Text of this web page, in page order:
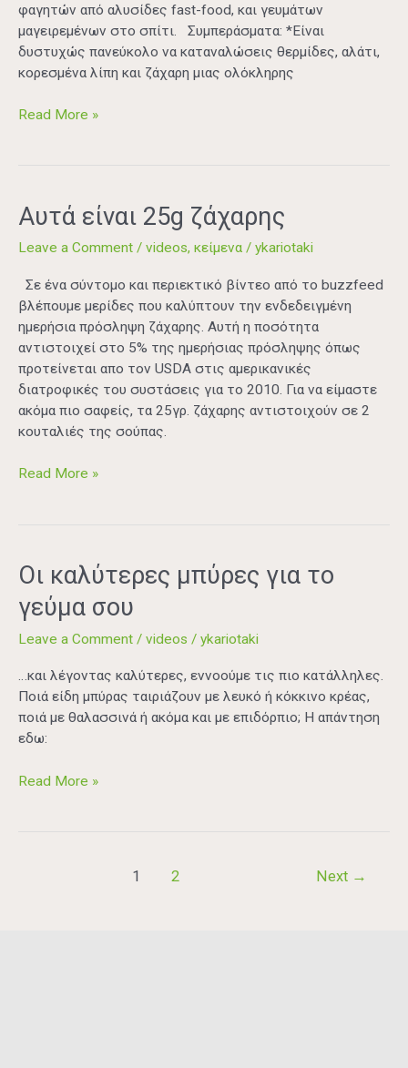
φαγητών από αλυσίδες fast-food, και γευμάτων
μαγειρεμένων στο σπίτι. Συμπεράσματα: *Είναι
δυστυχώς πανεύκολο να καταναλώσεις θερμίδες, αλάτι,
κορεσμένα λίπη και ζάχαρη μιας ολόκληρης
Read More »
Αυτά είναι 25g ζάχαρης
Leave a Comment / videos, κείμενα / ykariotaki
Σε ένα σύντομο και περιεκτικό βίντεο από το buzzfeed
βλέπουμε μερίδες που καλύπτουν την ενδεδειγμένη
ημερήσια πρόσληψη ζάχαρης. Αυτή η ποσότητα
αντιστοιχεί στο 5% της ημερήσιας πρόσληψης όπως
προτείνεται απο τον USDA στις αμερικανικές
διατροφικές του συστάσεις για το 2010. Για να είμαστε
ακόμα πιο σαφείς, τα 25γρ. ζάχαρης αντιστοιχούν σε 2
κουταλιές της σούπας.
Αυτά
25g
Read More »
Οι καλύτερες μπύρες για το
γεύμα σου
Leave a Comment / videos / ykariotaki
…και λέγοντας καλύτερες, εννοούμε τις πιο κατάλληλες.
Ποιά είδη μπύρας ταιριάζουν με λευκό ή κόκκινο κρέας,
ποιά με θαλασσινά ή ακόμα και με επιδόρπιo; Η απάντηση
εδω:
Οι
μπύρες
για
γεύμα
σου
Read More »
1 2 Next →